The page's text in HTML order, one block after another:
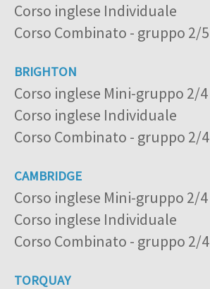
Corso inglese Individuale
Corso Combinato - gruppo 2/5
BRIGHTON
Corso inglese Mini-gruppo 2/4
Corso inglese Individuale
Corso Combinato - gruppo 2/4
CAMBRIDGE
Corso inglese Mini-gruppo 2/4
Corso inglese Individuale
Corso Combinato - gruppo 2/4
TORQUAY